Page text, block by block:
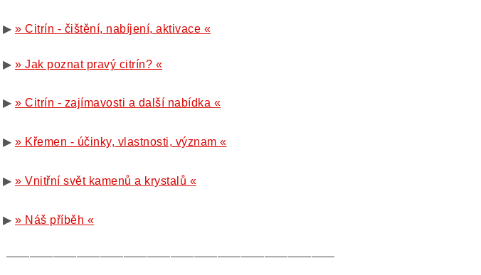
▶ » Citrín - čištění, nabíjení, aktivace «
▶ » Jak poznat pravý citrín? «
▶ » Citrín - zajímavosti a další nabídka «
▶ » Křemen - účinky, vlastnosti, význam «
▶ » Vnitřní svět kamenů a krystalů «
▶ » Náš příběh «
————————————————————————————